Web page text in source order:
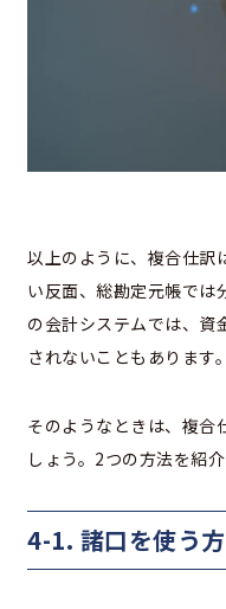
以上のように、複合仕訳
い反面、総勘定元帳では
の会計システムでは、資
されないこともあります。
そのようなときは、複合
しょう。2つの方法を紹介
4-1. 諸口を使う